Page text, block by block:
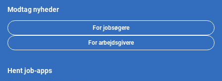
Modtag nyheder
For jobsøgere
For arbejdsgivere
Hent job-apps